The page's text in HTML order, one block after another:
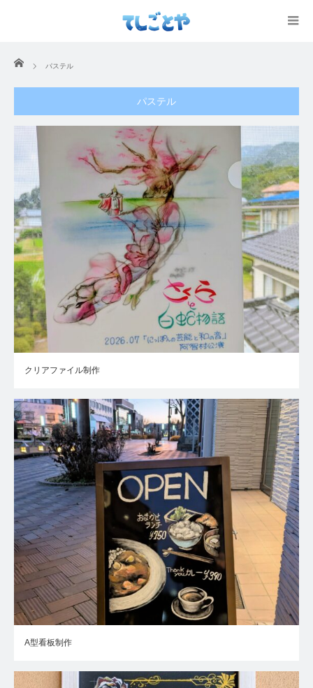
ホーム
パステル
パステル
クリアファイル制作
A型看板制作